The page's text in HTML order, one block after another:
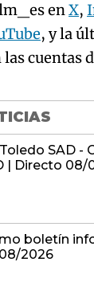
enX,
, y la
cuentas
SAD -
| Directo 08/
boletín
2026